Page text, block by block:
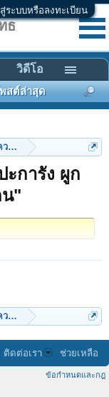
สู่ระบบหรือลงทะเบียน
วามรัก..พิทักษ์เพื่อน"มอแ
การัง ผูก
"
วามรัก..พิทักษ์เพื่อน"มอแ
ธ
สต์ล่าสุด
วิดีโอ
ติดต่อเรา ช่วยเหลือ
ข้อกำหนดและกฎ